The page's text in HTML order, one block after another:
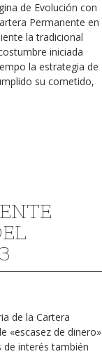
de Evolución con
Permanente en
la tradicional
iniciada
la estrategia de
su cometido,
de la Cartera
«escasez de dinero»
de interés también